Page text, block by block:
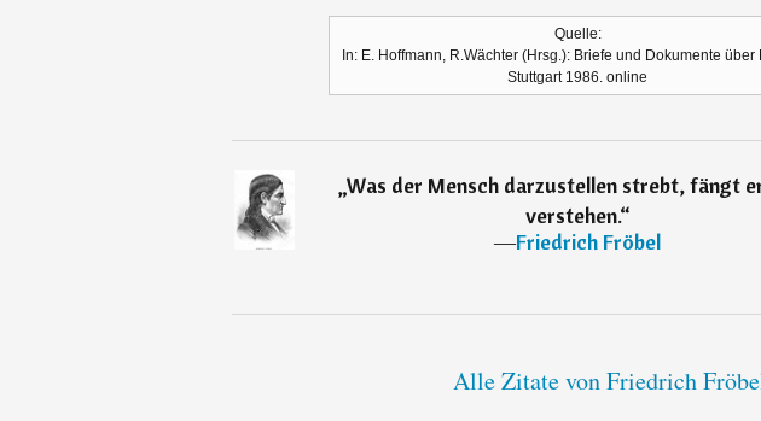
Quelle:
In: E. Hoffmann, R.Wächter (Hrsg.): Briefe und Dokumente über
Stuttgart 1986. online
„Was der Mensch darzustellen strebt, fängt
verstehen.“
―Friedrich Fröbel
Alle Zitate von Friedrich